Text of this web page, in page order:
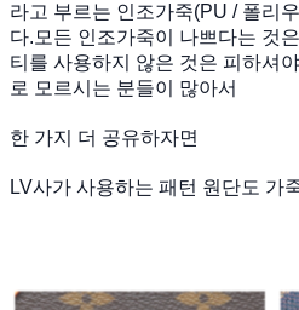
라고 부르는 인조가죽(PU / 폴리
다.모든 인조가죽이 나쁘다는 것
티를 사용하지 않은 것은 피하셔
로 모르시는 분들이 많아서
한 가지 더 공유하자면
LV사가 사용하는 패턴 원단도 가